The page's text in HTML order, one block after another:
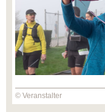
© Veranstalter